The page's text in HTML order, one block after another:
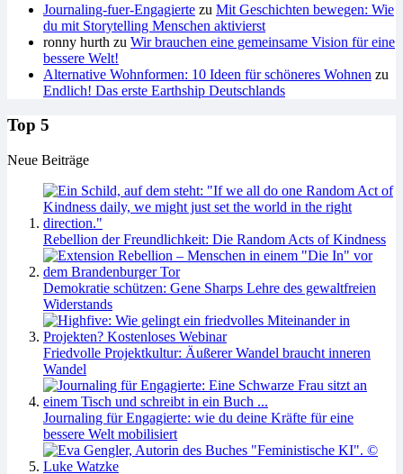
Journaling-fuer-Engagierte zu Mit Geschichten bewegen: Wie
du mit Storytelling Menschen aktivierst
ronny hurth zu Wir brauchen eine gemeinsame Vision für eine
bessere Welt!
Alternative Wohnformen: 10 Ideen für schöneres Wohnen zu
Endlich! Das erste Earthship Deutschlands
Top 5
Neue Beiträge
Rebellion der Freundlichkeit: Die Random Acts of Kindness
Demokratie schützen: Gene Sharps Lehre des gewaltfreien
Widerstands
Friedvolle Projektkultur: Äußerer Wandel braucht inneren
Wandel
Journaling für Engagierte: wie du deine Kräfte für eine
bessere Welt mobilisiert